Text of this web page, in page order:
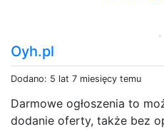
Oyh.pl
Dodano: 5 lat 7 miesięcy temu
Darmowe ogłoszenia to
dodanie oferty, także bez